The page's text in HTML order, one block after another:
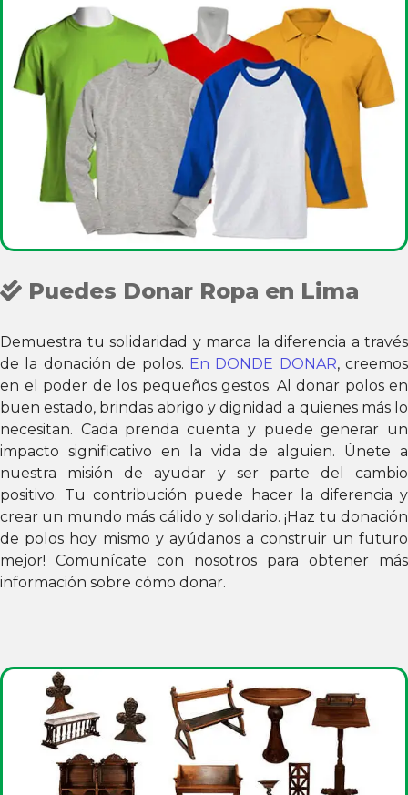
Puedes Donar Ropa en Lima
Demuestra tu solidaridad y marca la diferencia a través
de la donación de polos. En DONDE DONAR, creemos
en el poder de los pequeños gestos. Al donar polos en
buen estado, brindas abrigo y dignidad a quienes más lo
necesitan. Cada prenda cuenta y puede generar un
impacto significativo en la vida de alguien. Únete a
nuestra misión de ayudar y ser parte del cambio
positivo. Tu contribución puede hacer la diferencia y
crear un mundo más cálido y solidario. ¡Haz tu donación
de polos hoy mismo y ayúdanos a construir un futuro
mejor! Comunícate con nosotros para obtener más
información sobre cómo donar.